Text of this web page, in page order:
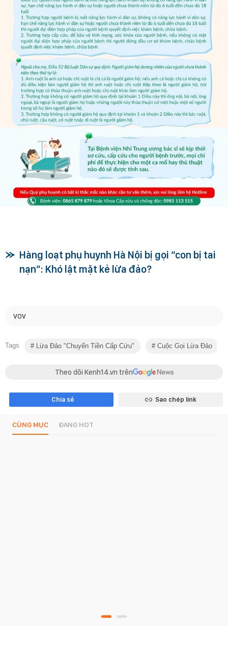
Hàng loạt phụ huynh Hà Nội bị gọi “con bị tai
nạn”: Khó lật mặt kẻ lừa đảo?
VOV
Tags Lừa Đảo "chuyển Tiền Cấp Cứu" Cuộc Gọi Lừa Đảo
Theo dõi Kenh14.vn trên
Chia sẻ Sao chép link
CÙNG MỤC ĐANG HOT